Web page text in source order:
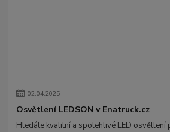
02.04.2025
Osvětlení LEDSON v Enatruck.cz
Hledáte kvalitní a spolehlivé LED